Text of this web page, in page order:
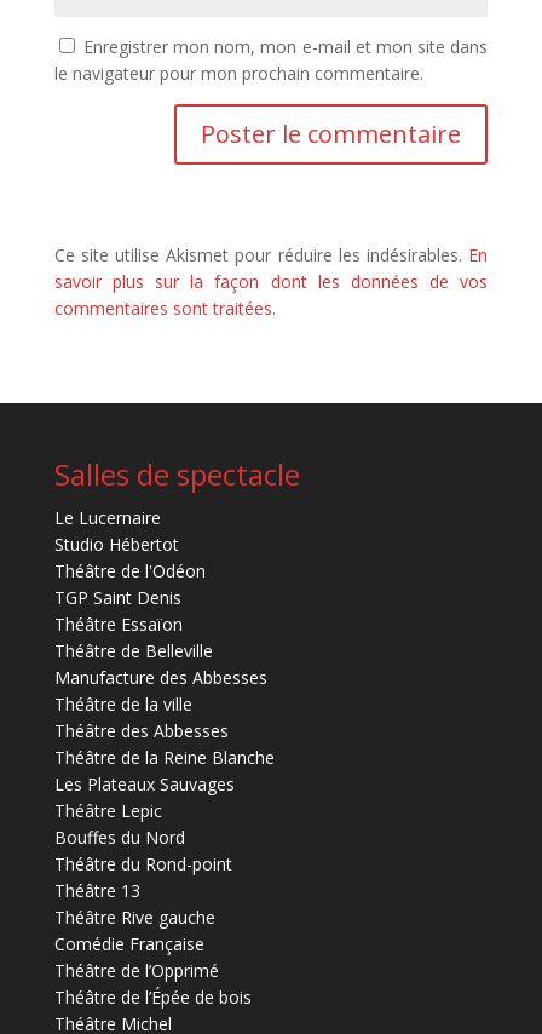
Enregistrer mon nom, mon e-mail et mon site dans
le navigateur pour mon prochain commentaire.
Ce site utilise Akismet pour réduire les indésirables. En
savoir plus sur la façon dont les données de vos
commentaires sont traitées.
Salles de spectacle
Le Lucernaire
Studio Hébertot
Théâtre de l'Odéon
TGP Saint Denis
Théâtre Essaïon
Théâtre de Belleville
Manufacture des Abbesses
Théâtre de la ville
Théâtre des Abbesses
Théâtre de la Reine Blanche
Les Plateaux Sauvages
Théâtre Lepic
Bouffes du Nord
Théâtre du Rond-point
Théâtre 13
Théâtre Rive gauche
Comédie Française
Théâtre de l’Opprimé
Théâtre de l’Épée de bois
Théâtre Michel